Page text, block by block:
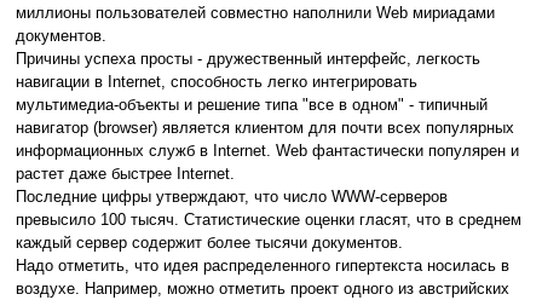
миллионы пользователей совместно наполнили Web мириадами
документов.
Причины успеха просты - дружественный интерфейс, легкость
навигации в Internet, способность легко интегрировать
мультимедиа-объекты и решение типа "все в одном" - типичный
навигатор (browser) является клиентом для почти всех популярных
информационных служб в Internet. Web фантастически популярен и
растет даже быстрее Internet.
Последние цифры утверждают, что число WWW-серверов
превысило 100 тысяч. Статистические оценки гласят, что в среднем
каждый сервер содержит более тысячи документов.
Надо отметить, что идея распределенного гипертекста носилась в
воздухе. Например, можно отметить проект одного из австрийских